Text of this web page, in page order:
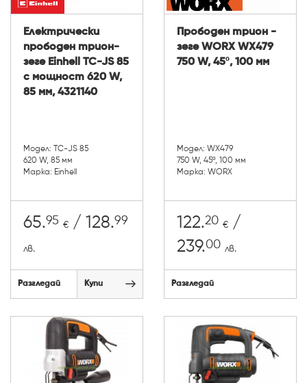
Електрически
прободен трион-
зеге Einhell TC-JS 85
с мощност 620 W,
85 мм, 4321140
Модел: TC-JS 85
620 W, 85 мм
Марка: Einhell
65.95 € / 128.99
лв.
Разгледай Купи
Прободен трион -
зеге WORX WX479
750 W, 45º, 100 мм
Модел: WX479
750 W, 45º, 100 мм
Марка: WORX
122.20 € /
239.00 лв.
Разгледай